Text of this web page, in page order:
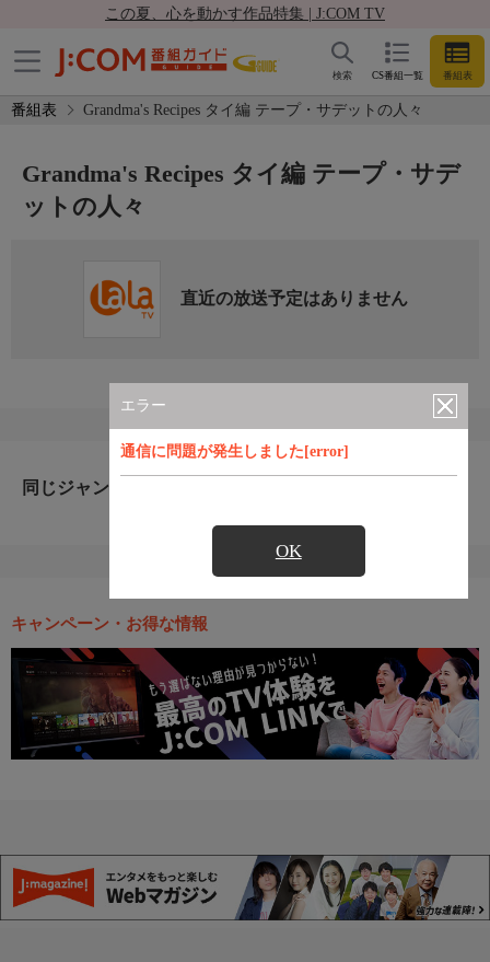
この夏、心を動かす作品特集 | J:COM TV
CS番組一覧 番組表
検索
番組表 Grandma's Recipes タイ編 テープ・サデットの人々
エラー
通信に問題が発生しました[error]
OK
Grandma's Recipes タイ編 テープ・サデ
ットの人々
直近の放送予定はありません
同じジャンルのおすすめ番組
キャンペーン・お得な情報